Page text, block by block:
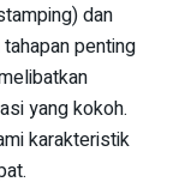
dan
penting
yang kokoh.
karakteristik